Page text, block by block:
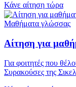
Κάνε αίτηση τώρα
Μαθήματα γλώσσας
Αίτηση για
Για φοιτητές που
Συρακούσες της